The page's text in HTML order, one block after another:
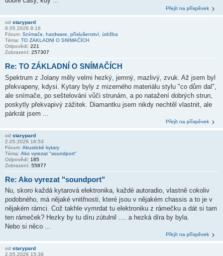
Přejít na příspěvek
od starypard
8.05.2026 8:16
Fórum: Snímače, hardware, příslušenství, údržba
Téma: TO ZÁKLADNÍ O SNÍMAČÍCH
Odpovědi: 221
Zobrazení: 257307
Re: TO ZÁKLADNÍ O SNÍMAČÍCH
Spektrum z Jolany měly velmi hezký, jemný, mazlivý, zvuk. Až jsem byl
překvapeny, kdysi. Kytary byly z mizerného materiálu stylu "co dům dal",
ale snímače, po seštelování vůči strunám, a po natažení dobrých strun,
poskytly překvapivý zážitek. Diamantku jsem nikdy nechtěl vlastnit, ale
párkrát jsem ...
Přejít na příspěvek
od starypard
2.05.2026 16:53
Fórum: Akustické kytary
Téma: Ako vyrezat "soundport"
Odpovědi: 185
Zobrazení: 55877
Re: Ako vyrezat "soundport"
Nu, skoro každá kytarová elektronika, každé autoradio, vlastně cokoliv
podobného, má nějaké vnitřnosti, které jsou v nějakém chassis a to je v
nějakém rámci. Což takhle vymrdat tu elektroniku z rámečku a dát si tam
ten rámeček? Hezky by tu díru zútulnil .... a hezká díra by byla.
Nebo si něco ...
Přejít na příspěvek
od starypard
2.05.2026 15:36